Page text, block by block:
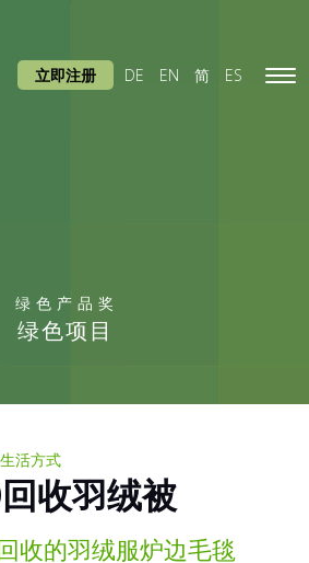
绿色产品奖
绿色项目
立即注册 DE EN 简 ES
活方式
收羽绒被
收的羽绒服炉边毛毯